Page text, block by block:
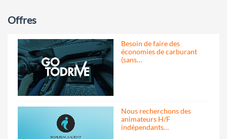
Offres
Besoin de faire des
économies de carburant
(sans…
Nous recherchons des
animateurs H/F
indépendants…